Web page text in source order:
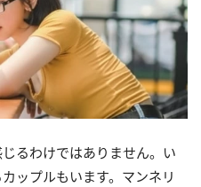
るわけではありません。い
ップルもいます。マンネリ